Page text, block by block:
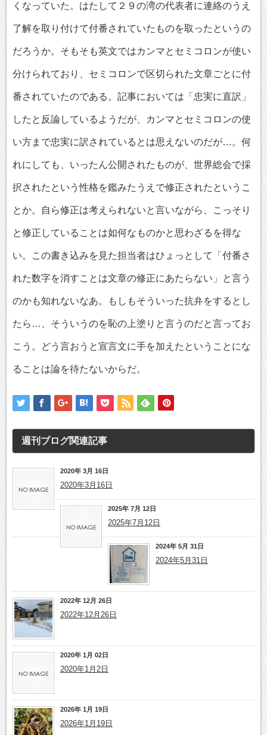
くなっていた。はたして２９の湾の代表者に連絡のうえ
了解を取り付けて付番されていたものを取ったというの
だろうか。そもそも英文ではカンマとセミコロンが使い
分けられており、セミコロンで区切られた文章ごとに付
番されていたのである。記事においては「忠実に直訳」
したと反論しているようだが、カンマとセミコロンの使
い方まで忠実に訳されているとは思えないのだが…。何
れにしても、いったん公開されたものが、世界総会で採
択されたという性格を鑑みたうえで修正されたというこ
とか。自ら修正は考えられないと言いながら、こっそり
と修正していることは如何なものかと思わざるを得な
い。この書き込みを見た担当者はひょっとして「付番さ
れた数字を消すことは文章の修正にあたらない」と言う
のかも知れないなあ。もしもそういった抗弁をするとし
たら…、そういうのを恥の上塗りと言うのだと言ってお
こう。どう言おうと宣言文に手を加えたということにな
ることは論を待たないからだ。
週刊ブログ関連記事
2020年 3月 16日
2020年3月16日
2025年 7月 12日
2025年7月12日
2024年 5月 31日
2024年5月31日
2022年 12月 26日
2022年12月26日
2020年 1月 02日
2020年1月2日
2026年 1月 19日
2026年1月19日